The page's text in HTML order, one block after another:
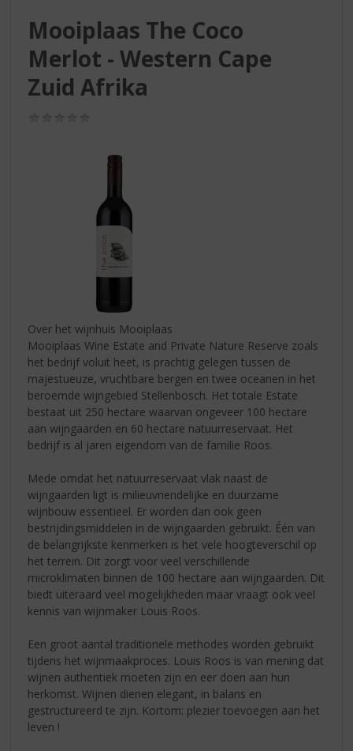
Mooiplaas The Coco
Merlot - Western Cape
Zuid Afrika
Over het wijnhuis Mooiplaas
Mooiplaas Wine Estate and Private Nature Reserve zoals
het bedrijf voluit heet, is prachtig gelegen tussen de
majestueuze, vruchtbare bergen en twee oceanen in het
beroemde wijngebied Stellenbosch. Het totale Estate
bestaat uit 250 hectare waarvan ongeveer 100 hectare
aan wijngaarden en 60 hectare natuurreservaat. Het
bedrijf is al jaren eigendom van de familie Roos.
Mede omdat het natuurreservaat vlak naast de
wijngaarden ligt is milieuvriendelijke en duurzame
wijnbouw essentieel. Er worden dan ook geen
bestrijdingsmiddelen in de wijngaarden gebruikt. Één van
de belangrijkste kenmerken is het vele hoogteverschil op
het terrein. Dit zorgt voor veel verschillende
microklimaten binnen de 100 hectare aan wijngaarden. Dit
biedt uiteraard veel mogelijkheden maar vraagt ook veel
kennis van wijnmaker Louis Roos.
Een groot aantal traditionele methodes worden gebruikt
tijdens het wijnmaakproces. Louis Roos is van mening dat
wijnen authentiek moeten zijn en eer doen aan hun
herkomst. Wijnen dienen elegant, in balans en
gestructureerd te zijn. Kortom: plezier toevoegen aan het
leven !